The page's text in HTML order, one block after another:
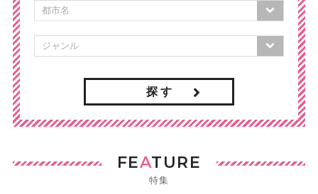
探 す
FEATURE
特集